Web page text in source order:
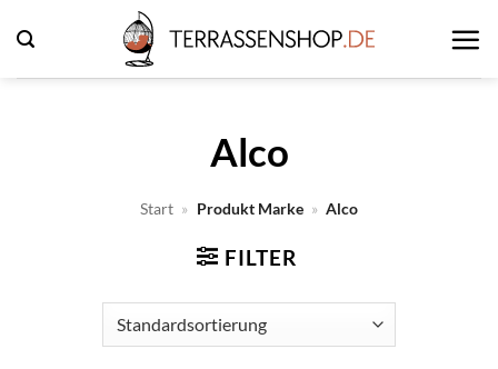
Inhalt
springen
Alco
Start » Produkt Marke » Alco
FILTER